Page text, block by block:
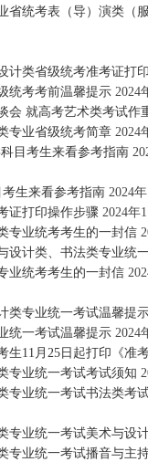
省统考表（导）演类（
计类省级统考准考证打
统考考前温馨提示2024
会 就高考艺术类考试作
专业省级统考简章2024
目考生来看参考指南
生来看参考指南2024年
证打印操作步骤2024年
专业统考考生的一封信
设计类、书法类专业统
业统考考生的一封信
类专业统一考试温馨提
统一考试温馨提示2024
生11月25日起打印《准
专业统一考试考试须知
专业统一考试书法类考
专业统一考试美术与设
专业统一考试播音与主